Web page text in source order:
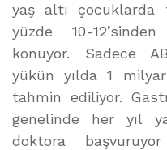
yaş altı çocuklarda
yüzde 10-
konuyor. Sadece
yükün yılda 1
tahmin ediliyor.
genelinde her yıl
doktora